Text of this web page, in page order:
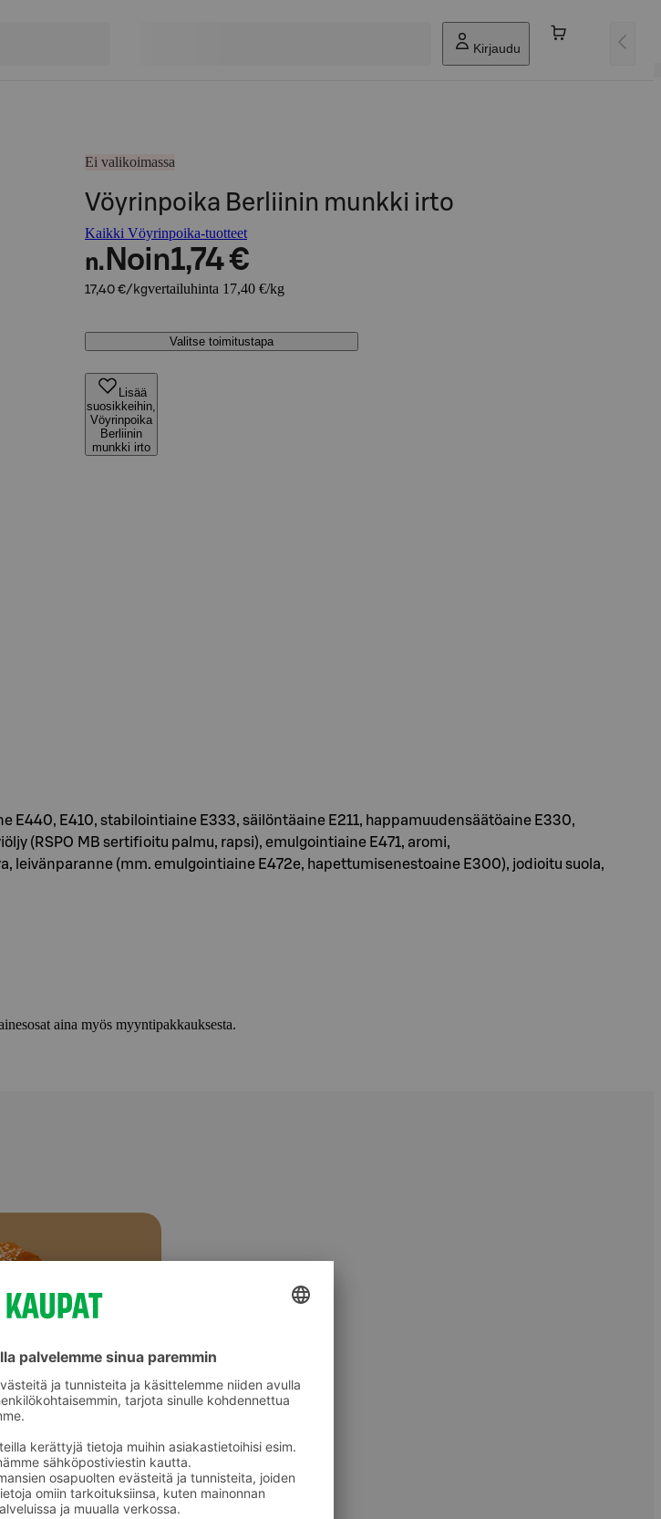
Kirjaudu
Ei valikoimassa
Vöyrinpoika Berliinin munkki irto
Kaikki Vöyrinpoika-tuotteet
n. Noin1,74 €
17,40 €/kgvertailuhinta 17,40 €/kg
Valitse toimitustapa
Lisää
suosikkeihin,
Vöyrinpoika
Berliinin
munkki irto
E440, E410, stabilointiaine E333, säilöntäaine E211, happamuudensäätöaine E330,
(RSPO MB sertifioitu palmu, rapsi), emulgointiaine E471, aromi,
leivänparanne (mm. emulgointiaine E472e, hapettumisenestoaine E300), jodioitu suola,
aina myös myyntipakkauksesta.